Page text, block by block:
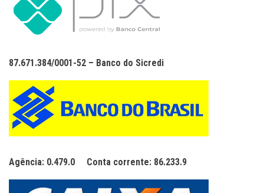
87.671.384/0001-52 – Banco do Sicredi
Agência: 0.479.0 Conta corrente: 86.233.9